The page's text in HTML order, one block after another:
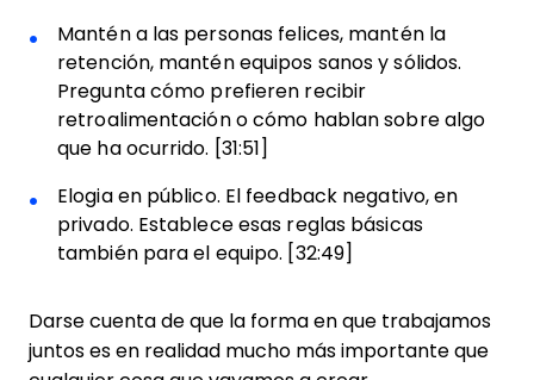
Mantén a las personas felices, mantén la
retención, mantén equipos sanos y sólidos.
Pregunta cómo prefieren recibir
retroalimentación o cómo hablan sobre algo
que ha ocurrido. [31:51]
Elogia en público. El feedback negativo, en
privado. Establece esas reglas básicas
también para el equipo. [32:49]
Darse cuenta de que la forma en que trabajamos
juntos es en realidad mucho más importante que